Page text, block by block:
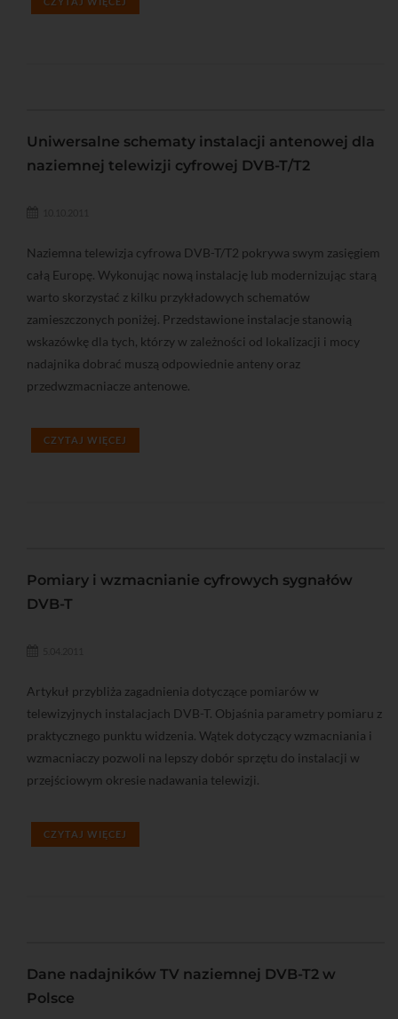
Uniwersalne schematy instalacji antenowej dla
naziemnej telewizji cyfrowej DVB-T/T2
Naziemna telewizja cyfrowa DVB-T/T2 pokrywa swym zasięgiem
całą Europę. Wykonując nową instalację lub modernizując starą
warto skorzystać z kilku przykładowych schematów
zamieszczonych poniżej. Przedstawione instalacje stanowią
wskazówkę dla tych, którzy w zależności od lokalizacji i mocy
nadajnika dobrać muszą odpowiednie anteny oraz
przedwzmacniacze antenowe.
CZYTAJ WIĘCEJ
Pomiary i wzmacnianie cyfrowych sygnałów
DVB-T
Artykuł przybliża zagadnienia dotyczące pomiarów w
telewizyjnych instalacjach DVB-T. Objaśnia parametry pomiaru z
praktycznego punktu widzenia. Wątek dotyczący wzmacniania i
wzmacniaczy pozwoli na lepszy dobór sprzętu do instalacji w
przejściowym okresie nadawania telewizji.
CZYTAJ WIĘCEJ
Dane nadajników TV naziemnej DVB-T2 w
Polsce